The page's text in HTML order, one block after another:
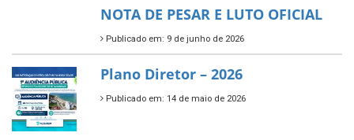
NOTA DE PESAR E LUTO OFICIAL
Publicado em: 9 de junho de 2026
Plano Diretor – 2026
Publicado em: 14 de maio de 2026